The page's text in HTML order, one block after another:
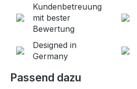
Kundenbetreuung
mit bester
Bewertung
Designed in
Germany
Produktgalerie überspringen
Passend dazu